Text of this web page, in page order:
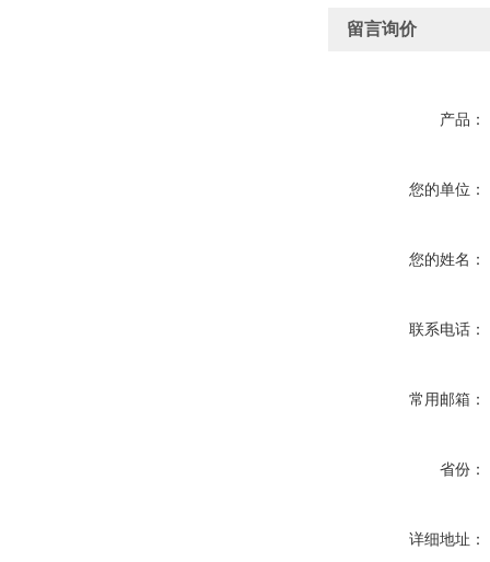
留言询价
产品：
您的单位：
您的姓名：
联系电话：
常用邮箱：
省份：
详细地址：